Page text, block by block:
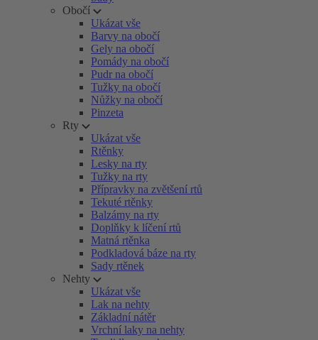
Obočí
Ukázat vše
Barvy na obočí
Gely na obočí
Pomády na obočí
Pudr na obočí
Tužky na obočí
Nůžky na obočí
Pinzeta
Rty
Ukázat vše
Rtěnky
Lesky na rty
Tužky na rty
Přípravky na zvětšení rtů
Tekuté rtěnky
Balzámy na rty
Doplňky k líčení rtů
Matná rtěnka
Podkladová báze na rty
Sady rtěnek
Nehty
Ukázat vše
Lak na nehty
Základní nátěr
Vrchní laky na nehty